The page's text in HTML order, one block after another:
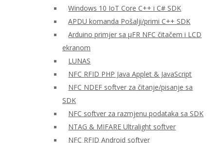
Windows 10 IoT Core C++ i C# SDK
APDU komanda Pošalji/primi C++ SDK
Arduino primjer sa μFR NFC čitačem i LCD
ekranom
LUNAS
NFC RFID PHP Java Applet & JavaScript
NFC NDEF softver za čitanje/pisanje sa
SDK
NFC softver za razmjenu podataka sa SDK
NTAG & MIFARE Ultralight softver
NFC RFID Android softver